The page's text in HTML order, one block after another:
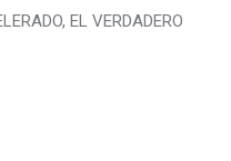
EL VERDADERO